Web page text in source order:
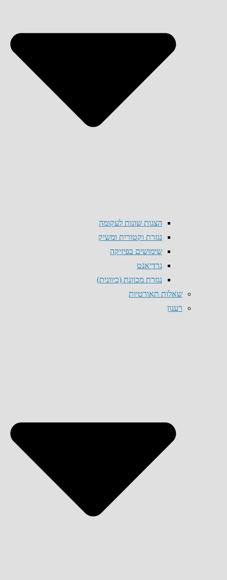
הצגות שונות לעקומה
נגזרת וקטורית ומשיק
שימושים בפיזיקה
גרדיאנט
נגזרת מכוונת (כיוונית)
שאלות תאורטיות
רענון